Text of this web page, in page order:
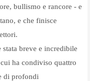
bullismo e rancore - e
e che finisce
stata breve e incredibile
ha condiviso quattro
di profondi